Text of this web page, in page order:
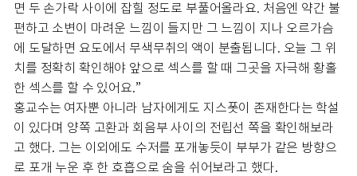
면 두 손가락 사이에 잡힐 정도로 부풀어올라요. 처음엔 약간 불
편하고 소변이 마려운 느낌이 들지만 그 느낌이 지나 오르가슴
에 도달하면 요도에서 무색무취의 액이 분출됩니다. 오늘 그 위
치를 정확히 확인해야 앞으로 섹스를 할 때 그곳을 자극해 황홀
한 섹스를 할 수 있어요.”
홍교수는 여자뿐 아니라 남자에게도 지스폿이 존재한다는 학설
이 있다며 양쪽 고환과 회음부 사이의 전립선 쪽을 확인해보라
고 했다. 그는 이외에도 수저를 포개놓듯이 부부가 같은 방향으
로 포개 누운 후 한 호흡으로 숨을 쉬어보라고 했다.